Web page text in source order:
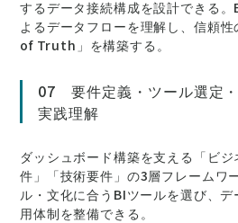
するデータ接続構成を設計できる
よるデータフローを理解し、信頼
of Truth」を構築する。
07 要件定義・ツール選定
実践理解
ダッシュボード構築を支える「ビ
件」「技術要件」の3層フレームワ
ル・文化に合うBIツールを選び、
用体制を整備できる。